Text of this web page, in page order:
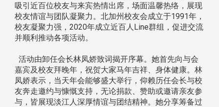
吸引近百位校友与来宾热情出席，场面温馨热络，展现
校友情谊与团队凝聚力。北加州校友会成立于1991年，
校友凝聚力强，2020年成立近百人Line群组，促进交流
并顺利推动各项活动。
活动由卸任会长林凤娇致词揭开序幕。她首先向与会
嘉宾及校友拜晚年，祝贺大家马年吉祥、身体健康。林
凤娇表示，当天年会能够盛大举行，仰赖历任会长与校
友奔走邀约与慷慨支持，无论捐款、赞助或邀请亲友参
与，皆展现淡江人深厚情谊与团结精神。她分享筹备过